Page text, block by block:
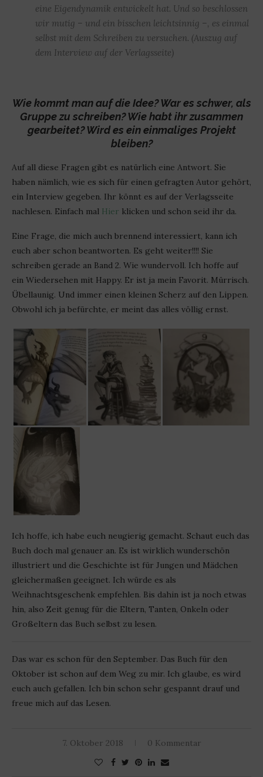
eine Eigendynamik entwickelt hat. Und so beschlossen
wir mutig – und ein bisschen leichtsinnig –, es einmal
selbst mit dem Schreiben zu versuchen. (Auszug auf
dem Interview auf der Verlagsseite)
Wie kommt man auf die Idee? War es schwer, als
Gruppe zu schreiben? Wie habt ihr zusammen
gearbeitet? Wird es ein einmaliges Projekt
bleiben?
Auf all diese Fragen gibt es natürlich eine Antwort. Sie
haben nämlich, wie es sich für einen gefragten Autor gehört,
ein Interview gegeben. Ihr könnt es auf der Verlagsseite
nachlesen. Einfach mal Hier klicken und schon seid ihr da.
Eine Frage, die mich auch brennend interessiert, kann ich
euch aber schon beantworten. Es geht weiter!!!! Sie
schreiben gerade an Band 2. Wie wundervoll. Ich hoffe auf
ein Wiedersehen mit Happy. Er ist ja mein Favorit. Mürrisch.
Übellaunig. Und immer einen kleinen Scherz auf den Lippen.
Obwohl ich ja befürchte, er meint das alles völlig ernst.
Ich hoffe, ich habe euch neugierig gemacht. Schaut euch das
Buch doch mal genauer an. Es ist wirklich wunderschön
illustriert und die Geschichte ist für Jungen und Mädchen
gleichermaßen geeignet. Ich würde es als
Weihnachtsgeschenk empfehlen. Bis dahin ist ja noch etwas
hin, also Zeit genug für die Eltern, Tanten, Onkeln oder
Großeltern das Buch selbst zu lesen.
Das war es schon für den September. Das Buch für den
Oktober ist schon auf dem Weg zu mir. Ich glaube, es wird
euch auch gefallen. Ich bin schon sehr gespannt drauf und
freue mich auf das Lesen.
7. Oktober 2018 0 Kommentar